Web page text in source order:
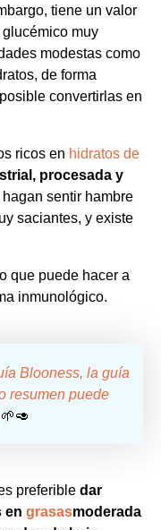
tiene un valor
muy
modestas como
de forma
convertirlas en
ricos en hidratos de
procesada y
sentir hambre
saciantes, y existe
que puede hacer a
inmunológico.
Blooness, la guía
resumen puede
🌱🥑
preferible dar
en grasasmoderada